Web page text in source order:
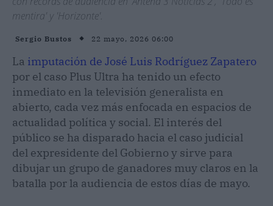
mentira' y 'Horizonte'.
Sergio Bustos 22 mayo, 2026 06:00
La imputación de José Luis Rodríguez Zapatero
por el caso Plus Ultra ha tenido un efecto
inmediato en la televisión generalista en
abierto, cada vez más enfocada en espacios de
actualidad política y social. El interés del
público se ha disparado hacia el caso judicial
del expresidente del Gobierno y sirve para
dibujar un grupo de ganadores muy claros en la
batalla por la audiencia de estos días de mayo.